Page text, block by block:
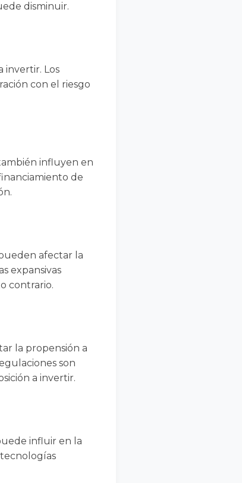
disminuir.
invertir. Los
con el riesgo
influyen en
de
afectar la
expansivas
contrario.
la propensión a
son
a invertir.
influir en la